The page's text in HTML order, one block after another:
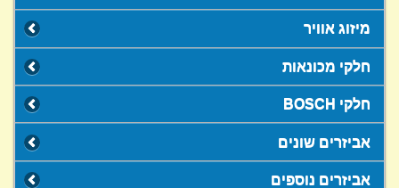
מיזוג אוויר
חלקי מכונאות
חלקי BOSCH
אביזרים שונים
אביזרים נוספים